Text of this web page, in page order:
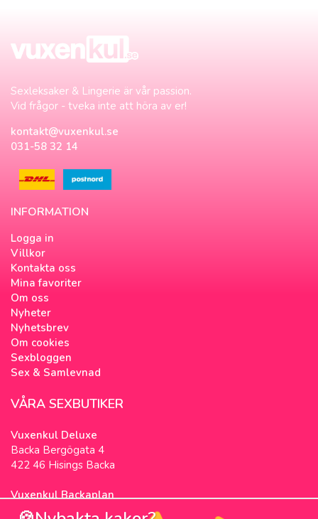
Sexleksaker & Lingerie är vår passion.
Vid frågor - tveka inte att höra av er!
kontakt@vuxenkul.se
031-58 32 14
INFORMATION
Logga in
Villkor
Kontakta oss
Mina favoriter
Om oss
Nyheter
Nyhetsbrev
Om cookies
Sexbloggen
Sex & Samlevnad
VÅRA SEXBUTIKER
Vuxenkul Deluxe
Backa Bergögata 4
422 46 Hisings Backa
Vuxenkul Backaplan
Färgfabriksgatan 3